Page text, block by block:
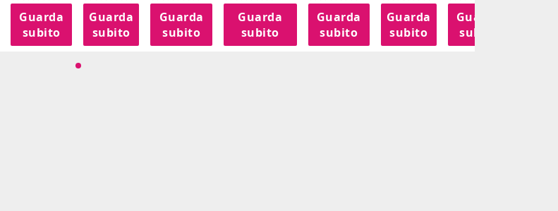
Guarda
subito
Guarda
subito
Guarda
subito
Guarda
subito
Guarda
subito
Guarda
subito
Guarda
subito